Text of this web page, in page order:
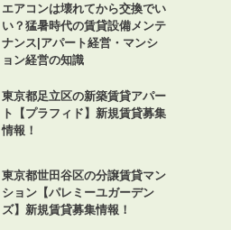
エアコンは壊れてから交換でい
い？猛暑時代の賃貸設備メンテ
ナンス|アパート経営・マンシ
ョン経営の知識
東京都足立区の新築賃貸アパー
ト【プラフィド】新規賃貸募集
情報！
東京都世田谷区の分譲賃貸マン
ション【パレミーユガーデン
ズ】新規賃貸募集情報！